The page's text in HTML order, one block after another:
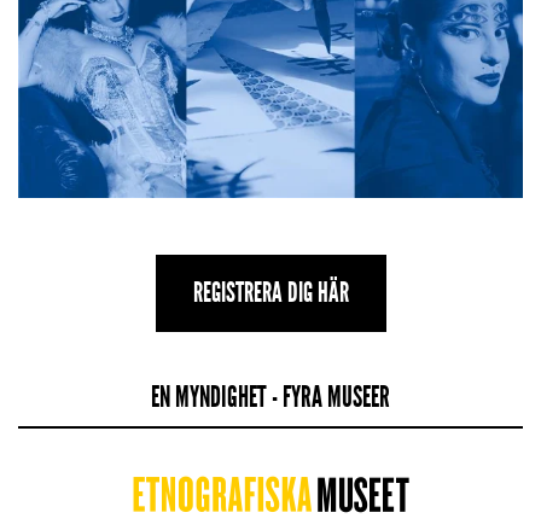
REGISTRERA DIG HÄR
EN MYNDIGHET - FYRA MUSEER